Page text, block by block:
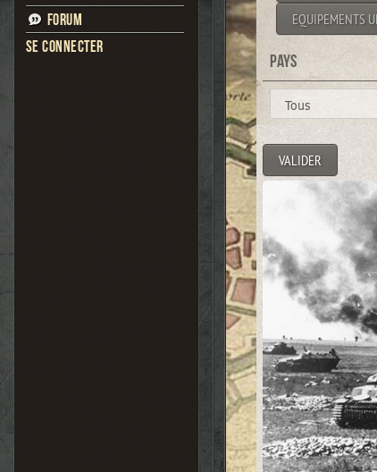
Forum
Se connecter
EQUIPEMENTS
Pays